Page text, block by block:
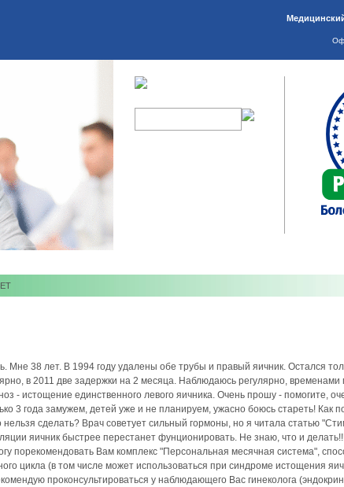
Мне 38 лет. В 1994 году удалены обе трубы и правый яичник. Остался
в 2011 две задержки на 2 месяца. Наблюдаюсь регулярно,
- истощение единственного левого яичника. Очень прошу - помогите,
3 года замужем, детей уже и не планируем, ужасно боюсь стареть! Как
сделать? Врач советует сильный гормоны, но я читала статью
яичник быстрее перестанет фунционировать. Не знаю, что и
порекомендовать Вам комплекс "Персональная месячная система",
цикла (в том числе может использоваться при синдроме истощения
проконсультироваться у наблюдающего Вас гинеколога